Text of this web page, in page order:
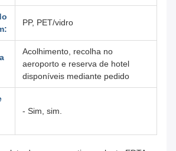
PP, PET/vidro
Acolhimento, recolha no
aeroporto e reserva de hotel
disponíveis mediante pedido
- Sim, sim.